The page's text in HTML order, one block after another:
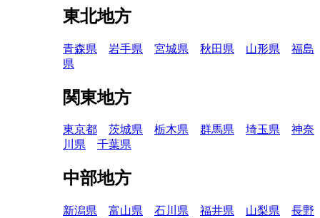
東北地方
青森県 岩手県 宮城県 秋田県 山形県
福島
県
関東地方
東京都 茨城県 栃木県 群馬県 埼玉県
神奈
川県
千葉県
中部地方
新潟県 富山県 石川県 福井県 山梨県
長野